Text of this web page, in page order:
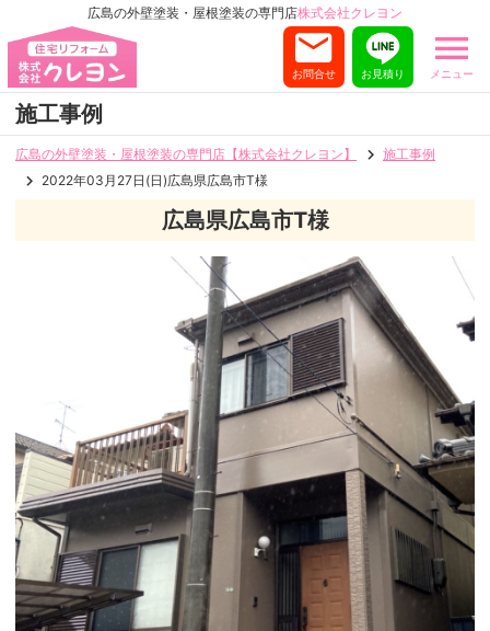
広島の外壁塗装・屋根塗装の専門店株式会社クレヨン
メニュー
お見積り
お問合せ
施工事例
広島の外壁塗装・屋根塗装の専門店【株式会社クレヨン】
施工事例
2022年03月27日(日)広島県広島市T様
広島県広島市T様